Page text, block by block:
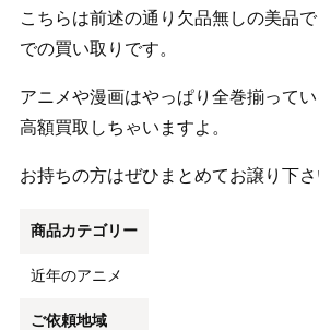
こちらは前述の通り欠品無しの美品
での買い取りです。
アニメや漫画はやっぱり全巻揃って
高額買取しちゃいますよ。
お持ちの方はぜひまとめてお譲り下さ
商品カテゴリー
近年のアニメ
ご依頼地域